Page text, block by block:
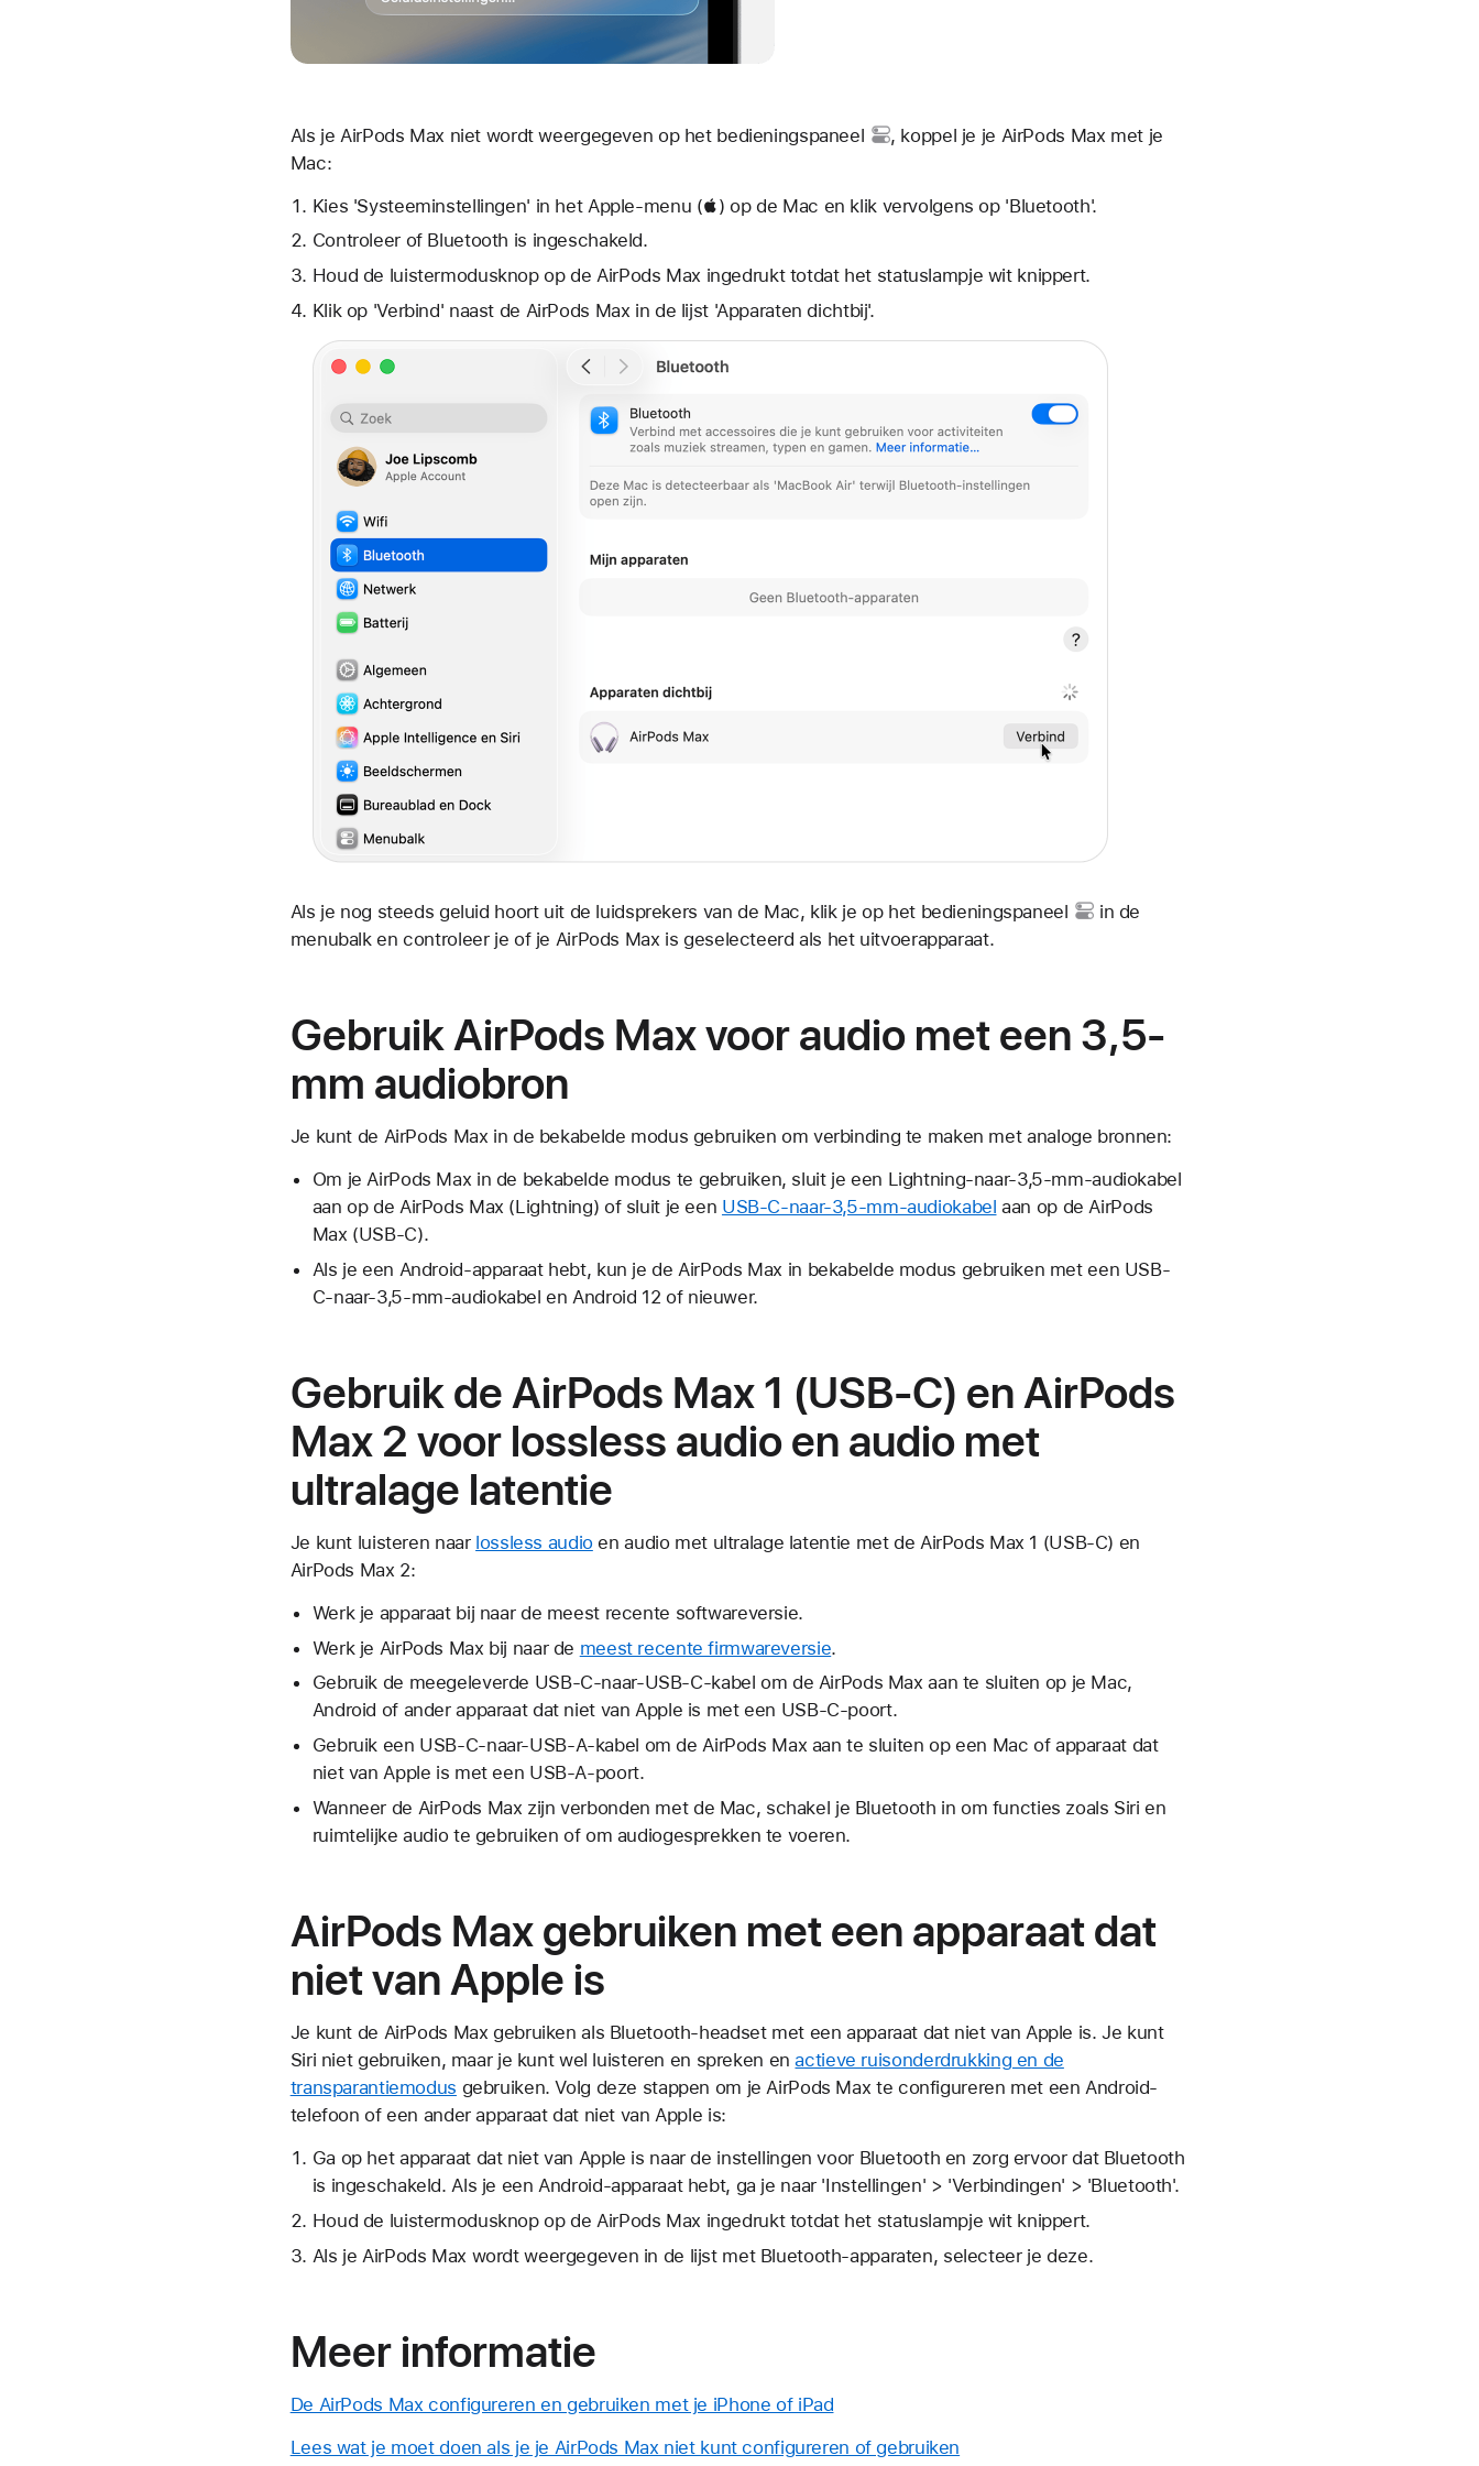
Als je AirPods Max niet wordt weergegeven op het bedieningspaneel
, koppel je je AirPods Max met je
Mac:
Kies 'Systeeminstellingen' in het Apple-menu () op de Mac en klik vervolgens op 'Bluetooth'.
Controleer of Bluetooth is ingeschakeld.
Houd de luistermodusknop op de AirPods Max ingedrukt totdat het statuslampje wit knippert.
Klik op 'Verbind' naast de AirPods Max in de lijst 'Apparaten dichtbij'.
Als je nog steeds geluid hoort uit de luidsprekers van de Mac, klik je op het bedieningspaneel
in de
menubalk en controleer je of je AirPods Max is geselecteerd als het uitvoerapparaat.
Gebruik AirPods Max voor audio met een 3,5-
mm audiobron
Je kunt de AirPods Max in de bekabelde modus gebruiken om verbinding te maken met analoge bronnen:
Om je AirPods Max in de bekabelde modus te gebruiken, sluit je een Lightning-naar-3,5-mm-audiokabel
aan op de AirPods Max (Lightning) of sluit je een USB-C-naar-3,5-mm-audiokabel aan op de AirPods
Max (USB-C).
Als je een Android-apparaat hebt, kun je de AirPods Max in bekabelde modus gebruiken met een USB-
C-naar-3,5-mm-audiokabel en Android 12 of nieuwer.
Gebruik de AirPods Max 1 (USB-C) en AirPods
Max 2 voor lossless audio en audio met
ultralage latentie
Je kunt luisteren naar lossless audioen audio met ultralage latentie met de AirPods Max 1 (USB-C) en
AirPods Max 2:
Werk je apparaat bij naar de meest recente softwareversie.
Werk je AirPods Max bij naar de meest recente firmwareversie.
Gebruik de meegeleverde USB-C-naar-USB-C-kabel om de AirPods Max aan te sluiten op je Mac,
Android of ander apparaat dat niet van Apple is met een USB-C-poort.
Gebruik een USB-C-naar-USB-A-kabel om de AirPods Max aan te sluiten op een Mac of apparaat dat
niet van Apple is met een USB-A-poort.
Wanneer de AirPods Max zijn verbonden met de Mac, schakel je Bluetooth in om functies zoals Siri en
ruimtelijke audio te gebruiken of om audiogesprekken te voeren.
AirPods Max gebruiken met een apparaat dat
niet van Apple is
Je kunt de AirPods Max gebruiken als Bluetooth-headset met een apparaat dat niet van Apple is. Je kunt
Siri niet gebruiken, maar je kunt wel luisteren en spreken enactieve ruisonderdrukking en de
transparantiemodus gebruiken. Volg deze stappen om je AirPods Max te configureren met een Android-
telefoon of een ander apparaat dat niet van Apple is:
Ga op het apparaat dat niet van Apple is naar de instellingen voor Bluetooth en zorg ervoor dat Bluetooth
is ingeschakeld. Als je een Android-apparaat hebt, ga je naar 'Instellingen' > 'Verbindingen' > 'Bluetooth'.
Houd de luistermodusknop op de AirPods Max ingedrukt totdat het statuslampje wit knippert.
Als je AirPods Max wordt weergegeven in de lijst met Bluetooth-apparaten, selecteer je deze.
Meer informatie
De AirPods Max configureren en gebruiken met je iPhone of iPad
Lees wat je moet doen als je je AirPods Max niet kunt configureren of gebruiken